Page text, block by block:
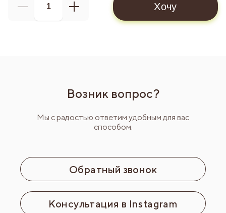
Хочу
Возник вопрос?
Мы с радостью ответим удобным для вас
способом.
Обратный звонок
Консультация в Instagram